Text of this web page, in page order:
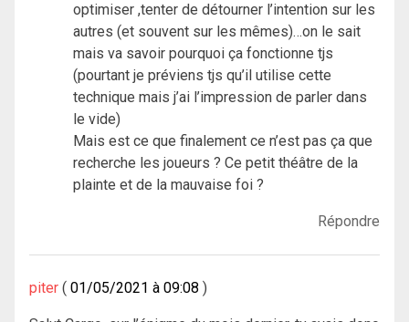
optimiser ,tenter de détourner l’intention sur les
autres (et souvent sur les mêmes)…on le sait
mais va savoir pourquoi ça fonctionne tjs
(pourtant je préviens tjs qu’il utilise cette
technique mais j’ai l’impression de parler dans
le vide)
Mais est ce que finalement ce n’est pas ça que
recherche les joueurs ? Ce petit théâtre de la
plainte et de la mauvaise foi ?
Répondre
piter 01/05/2021 à 09:08